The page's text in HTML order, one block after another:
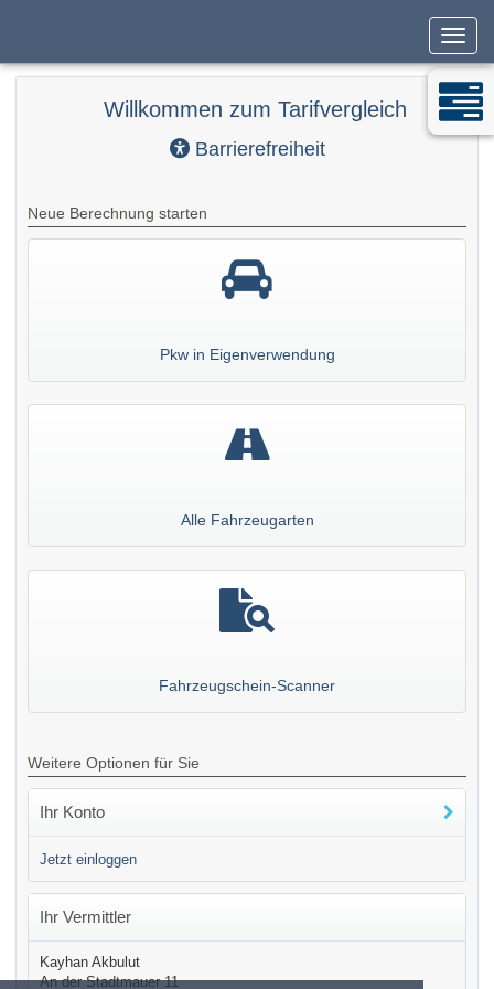
Willkommen zum Tarifvergleich
Barrierefreiheit
Neue Berechnung starten
Pkw in Eigenverwendung
Alle Fahrzeugarten
Fahrzeugschein-Scanner
Weitere Optionen für Sie
Ihr Konto
Jetzt einloggen
Ihr Vermittler
Kayhan Akbulut
An der Stadtmauer 11